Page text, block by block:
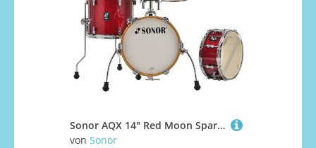
Sonor AQX 14" Red Moon Sparkle Micro Shell Set Schlagzeug
von Sonor